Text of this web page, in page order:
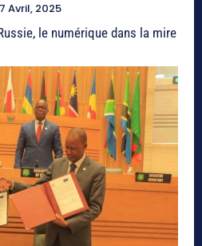
7 Avril, 2025
le numérique dans la mire